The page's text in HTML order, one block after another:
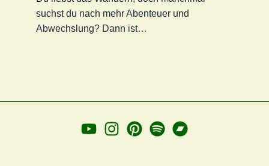
suchst du nach mehr Abenteuer und
Abwechslung? Dann ist…